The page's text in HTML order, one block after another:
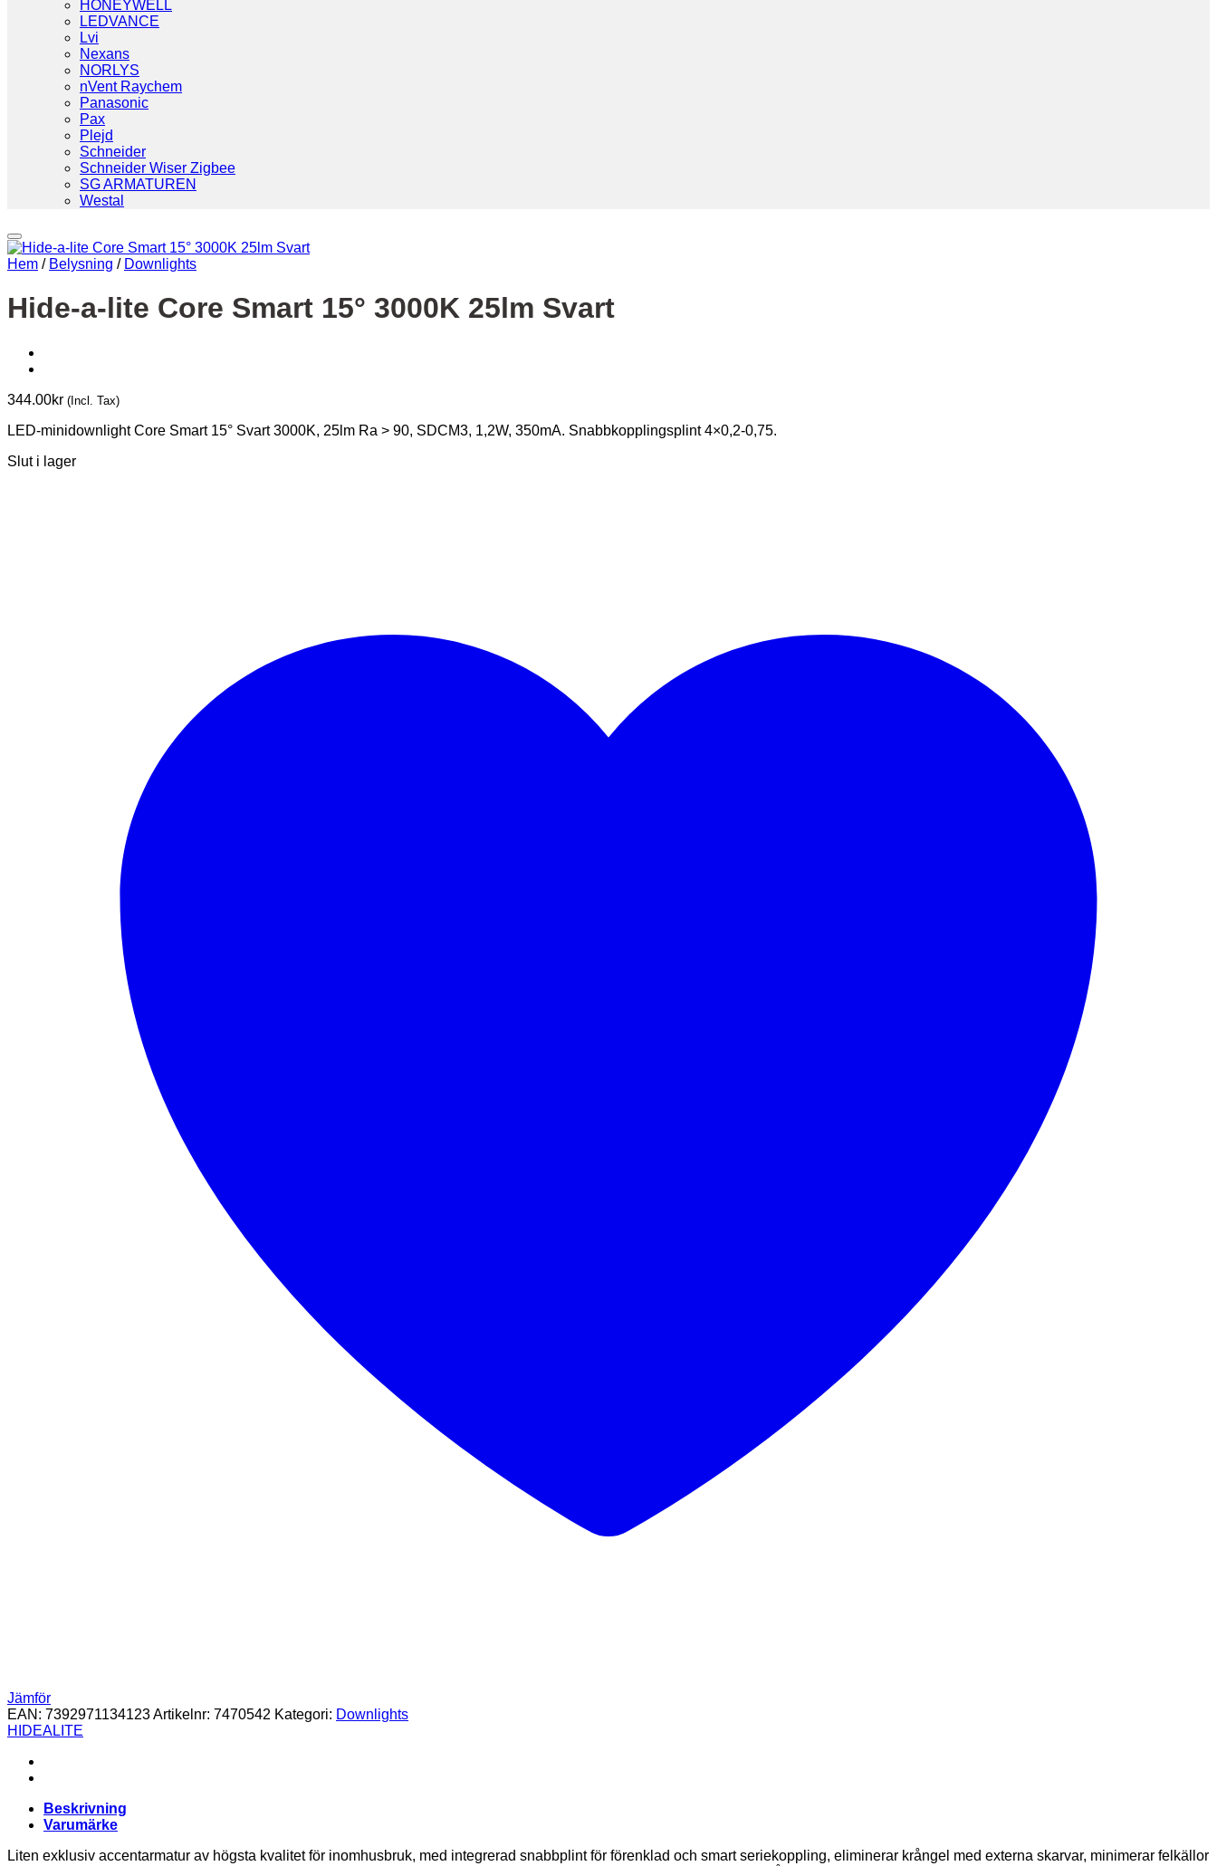
HONEYWELL
LEDVANCE
Lvi
Nexans
NORLYS
nVent Raychem
Panasonic
Pax
Plejd
Schneider
Schneider Wiser Zigbee
SG ARMATUREN
Westal
Hem / Belysning / Downlights
Hide-a-lite Core Smart 15° 3000K 25lm Svart
344.00kr (Incl. Tax)
LED-minidownlight Core Smart 15° Svart 3000K, 25lm Ra > 90, SDCM3, 1,2W, 350mA. Snabbkopplingsplint 4×0,2-0,75.
Slut i lager
Jämför
EAN: 7392971134123Artikelnr: 7470542 Kategori: Downlights
HIDEALITE
Beskrivning
Varumärke
Liten exklusiv accentarmatur av högsta kvalitet för inomhusbruk, med integrerad snabbplint för förenklad och smart seriekoppling, eliminerar krångel med externa skarvar, minimerar felkällor